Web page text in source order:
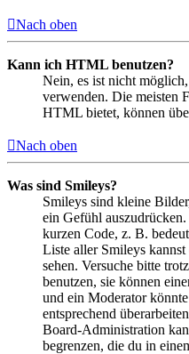
Nach oben
Kann ich HTML benutzen?
Nein, es ist nicht
verwenden. Die meisten
HTML bietet, können
Nach oben
Was sind Smileys?
Smileys sind kleine
ein Gefühl
kurzen Code, z. B.
Liste aller Smileys
sehen. Versuche bitte
benutzen, sie können
und ein Moderator
entsprechend
Board-Administration
begrenzen, die du in